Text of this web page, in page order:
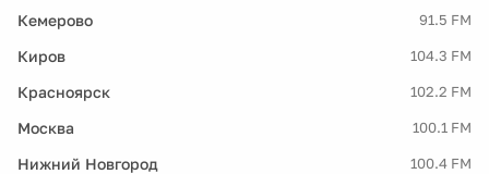
Кемерово 91.5 FM
Киров 104.3 FM
Красноярск 102.2 FM
Москва 100.1 FM
Нижний Новгород 100.4 FM